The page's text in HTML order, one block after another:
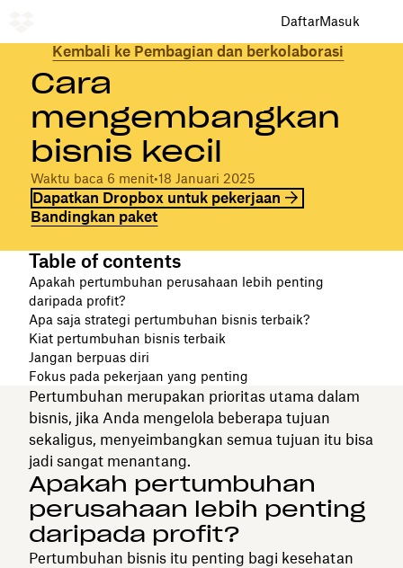
DaftarMasuk
Kembali ke Pembagian dan berkolaborasi
Cara
mengembangkan
bisnis kecil
Waktu baca 6 menit•18 Januari 2025
Dapatkan Dropbox untuk pekerjaan
Bandingkan paket
Table of contents
Apakah pertumbuhan perusahaan lebih penting
daripada profit?
Apa saja strategi pertumbuhan bisnis terbaik?
Kiat pertumbuhan bisnis terbaik
Jangan berpuas diri
Fokus pada pekerjaan yang penting
Pertumbuhan merupakan prioritas utama dalam
bisnis, jika Anda mengelola beberapa tujuan
sekaligus, menyeimbangkan semua tujuan itu bisa
jadi sangat menantang.
Apakah pertumbuhan
perusahaan lebih penting
daripada profit?
Pertumbuhan bisnis itu penting bagi kesehatan